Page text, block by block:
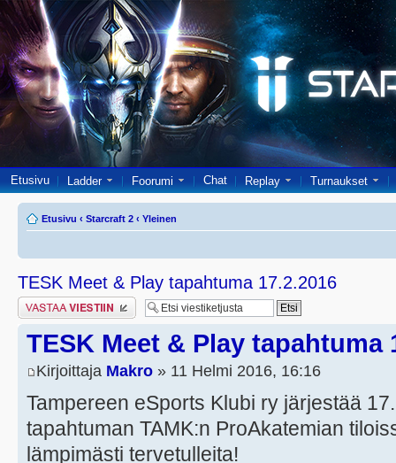
Etusivu Ladder Foorumi Chat Replay Turnaukset
Etusivu ‹ Starcraft 2 ‹ Yleinen
TESK Meet & Play tapahtuma 17.2.2016
Lähetä vastaus
TESK Meet & Play tapahtuma
Kirjoittaja Makro » 11 Helmi 2016, 16:16
Tampereen eSports Klubi ry järjestää
tapahtuman TAMK:n ProAkatemian
lämpimästi tervetulleita!